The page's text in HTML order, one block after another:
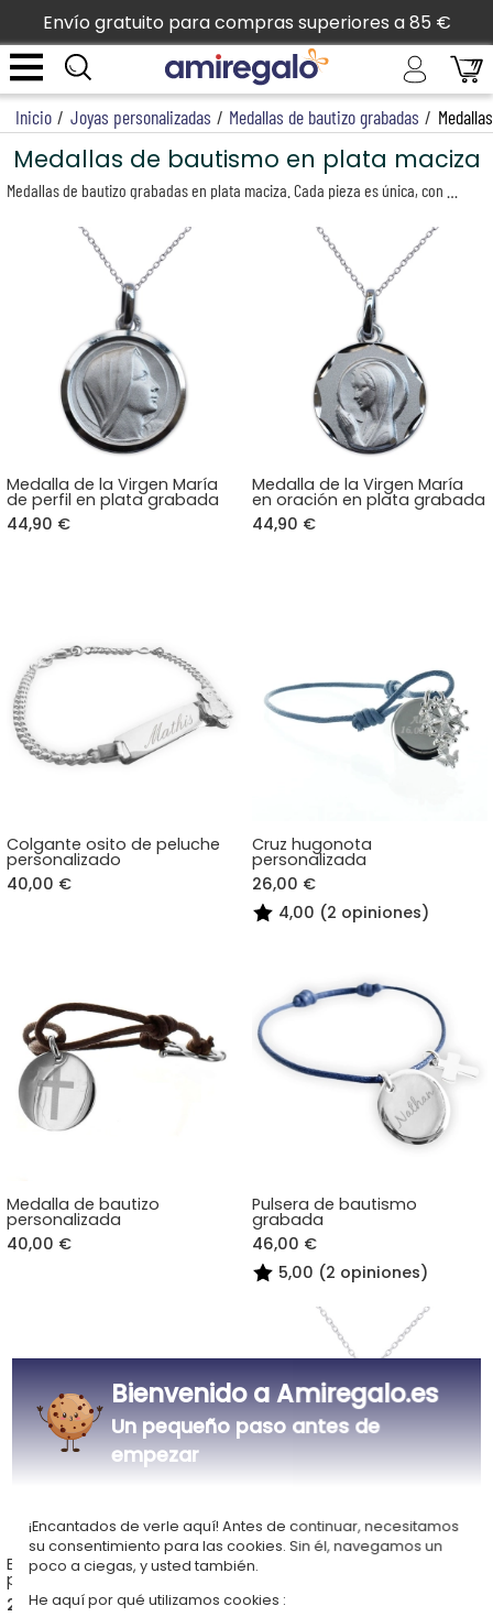
Envío gratuito para compras superiores a 85 €
Inicio / Joyas personalizadas / Medallas de bautizo grabadas /
Medallas de bautismo en plata maciza
Medalla de la Virgen María
de perfil en plata grabada
44,90 €
Medalla de la Virgen María
en oración en plata grabada
44,90 €
Colgante osito de peluche
personalizado
40,00 €
Cruz hugonota
personalizada
26,00 €
4,00 (2 opiniones)
Medalla de bautizo
personalizada
40,00 €
Pulsera de bautismo
grabada
46,00 €
5,00 (2 opiniones)
Estrella de David
personalizada
24,00 €
Medalla de ángel con una
grabada
40,00 €
Bienvenido a Amiregalo.es
Un pequeño paso antes de
empezar
¡Encantados de verle aquí! Antes de continuar, necesitamos
su consentimiento para las cookies. Sin él, navegamos un
poco a ciegas, y usted también.
He aquí por qué utilizamos cookies :